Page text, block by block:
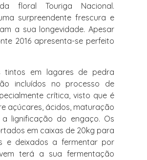
floral Touriga Nacional.
surpreendente frescura e
a sua longevidade. Apesar
2016 apresenta-se perfeito
em lagares de pedra
incluídos no processo de
crítica, visto que é
açúcares, ácidos, maturação
lignificação do engaço. Os
em caixas de 20kg para
e deixados a fermentar por
terá a sua fermentação